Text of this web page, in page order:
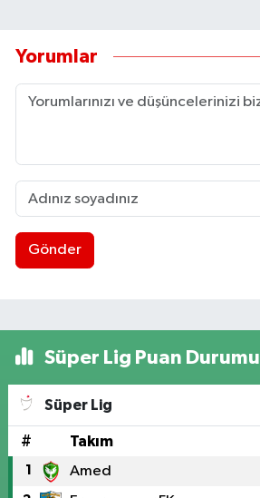
Yorumlar
Gönder
Süper Lig Puan Durumu
Süper Lig
# Takım
1 Amed